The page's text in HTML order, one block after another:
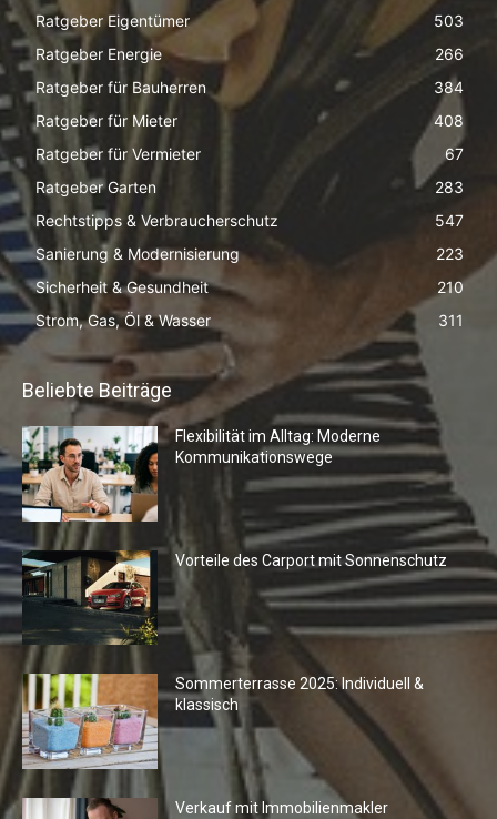
Ratgeber Eigentümer
503
Ratgeber Energie
266
Ratgeber für Bauherren
384
Ratgeber für Mieter
408
Ratgeber für Vermieter
67
Ratgeber Garten
283
Rechtstipps & Verbraucherschutz
547
Sanierung & Modernisierung
223
Sicherheit & Gesundheit
210
Strom, Gas, Öl & Wasser
311
Beliebte Beiträge
Flexibilität im Alltag: Moderne
Kommunikationswege
Vorteile des Carport mit Sonnenschutz
Sommerterrasse 2025: Individuell &
klassisch
Verkauf mit Immobilienmakler